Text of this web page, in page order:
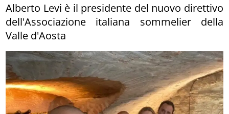
Alberto Levi è il presidente del nuovo direttivo
dell'Associazione italiana sommelier della
Valle d'Aosta